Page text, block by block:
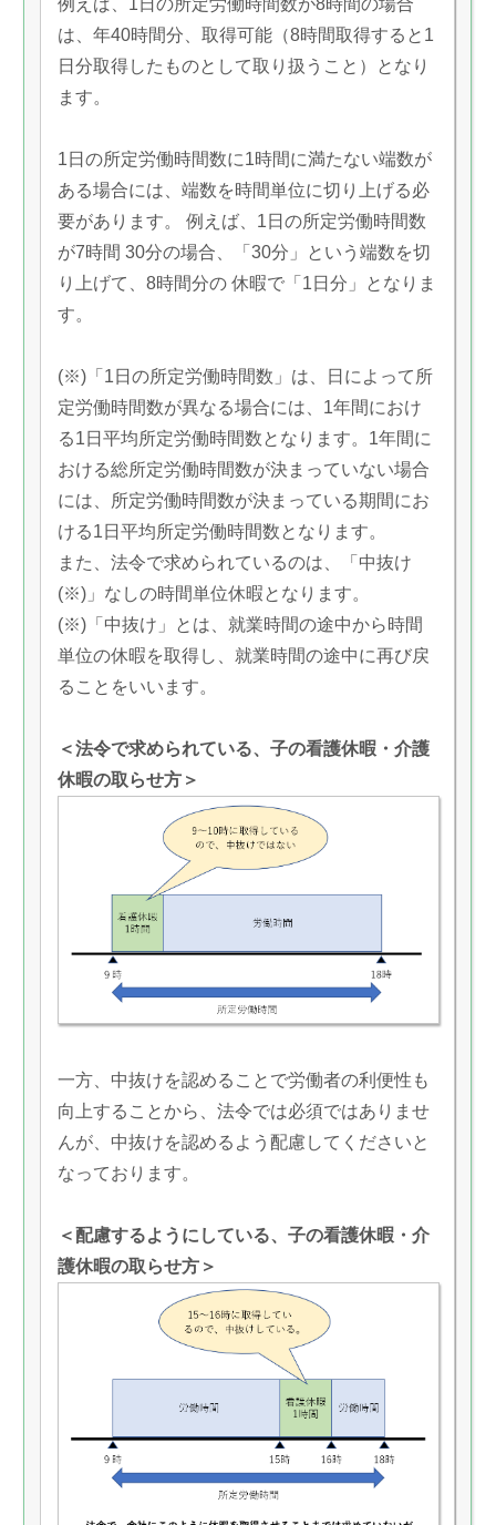
例えば、1日の所定労働時間数が8時間の場合
は、年40時間分、取得可能（8時間取得すると1
日分取得したものとして取り扱うこと）となり
ます。
1日の所定労働時間数に1時間に満たない端数が
ある場合には、端数を時間単位に切り上げる必
要があります。 例えば、1日の所定労働時間数
が7時間 30分の場合、「30分」という端数を切
り上げて、8時間分の 休暇で「1日分」となりま
す。
(※)「1日の所定労働時間数」は、日によって所
定労働時間数が異なる場合には、1年間におけ
る1日平均所定労働時間数となります。1年間に
おける総所定労働時間数が決まっていない場合
には、所定労働時間数が決まっている期間にお
ける1日平均所定労働時間数となります。
また、法令で求められているのは、「中抜け
(※)」なしの時間単位休暇となります。
(※)「中抜け」とは、就業時間の途中から時間
単位の休暇を取得し、就業時間の途中に再び戻
ることをいいます。
＜法令で求められている、子の看護休暇・介護
休暇の取らせ方＞
一方、中抜けを認めることで労働者の利便性も
向上することから、法令では必須ではありませ
んが、中抜けを認めるよう配慮してくださいと
なっております。
＜配慮するようにしている、子の看護休暇・介
護休暇の取らせ方＞